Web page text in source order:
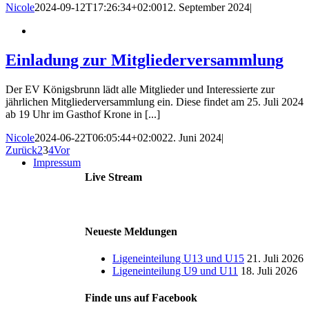
Nicole2024-09-12T17:26:34+02:0012. September 2024|
Einladung zur Mitgliederversammlung
Der EV Königsbrunn lädt alle Mitglieder und Interessierte zur
jährlichen Mitgliederversammlung ein. Diese findet am 25. Juli 2024
ab 19 Uhr im Gasthof Krone in [...]
Nicole2024-06-22T06:05:44+02:0022. Juni 2024|
Zurück234Vor
Live Stream
Neueste Meldungen
Ligeneinteilung U13 und U15 21. Juli 2026
Ligeneinteilung U9 und U11 18. Juli 2026
Finde uns auf Facebook
Impressum